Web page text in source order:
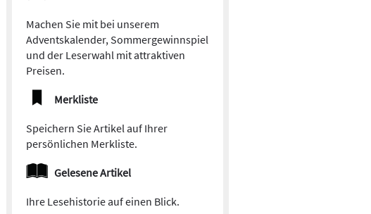
Machen Sie mit bei unserem
Adventskalender, Sommergewinnspiel
und der Leserwahl mit attraktiven
Preisen.
Merkliste
Speichern Sie Artikel auf Ihrer
persönlichen Merkliste.
Gelesene Artikel
Ihre Lesehistorie auf einen Blick.